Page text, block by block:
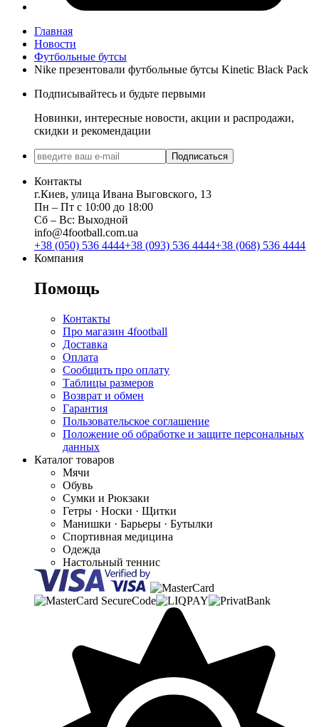
Главная
Новости
Футбольные бутсы
Nike презентовали футбольные бутсы Kinetic Black Pack
Подписывайтесь и будьте первыми
Новинки, интересные новости, акции и распродажи,
скидки и рекомендации
Подписаться
Контакты
г.Киев, улица Ивана Выговского, 13
Пн ‒ Пт с 10:00 до 18:00
Сб ‒ Вс: Выходной
info@4football.com.ua
+38 (050) 536 4444+38 (093) 536 4444+38 (068) 536 4444
Компания
Помощь
Контакты
Про магазин 4football
Доставка
Оплата
Сообщить про оплату
Таблицы размеров
Возврат и обмен
Гарантия
Пользовательское соглашение
Положение об обработке и защите персональных
данных
Каталог товаров
Мячи
Обувь
Сумки и Рюкзаки
Гетры · Носки · Щитки
Манишки · Барьеры · Бутылки
Спортивная медицина
Одежда
Настольный теннис